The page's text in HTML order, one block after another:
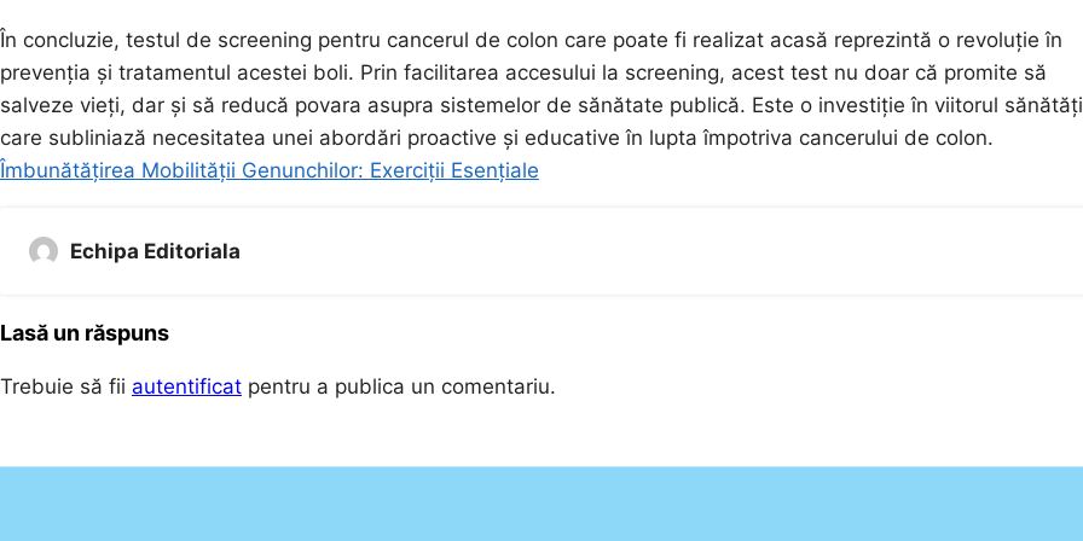
În concluzie, testul de screening pentru cancerul de colon care poate fi realizat acasă reprezintă o revoluție în
prevenția și tratamentul acestei boli. Prin facilitarea accesului la screening, acest test nu doar că promite să
salveze vieți, dar și să reducă povara asupra sistemelor de sănătate publică. Este o investiție în viitorul
care subliniază necesitatea unei abordări proactive și educative în lupta împotriva cancerului de colon.
Îmbunătățirea Mobilității Genunchilor: Exerciții Esențiale
Echipa Editoriala
Lasă un răspuns
Trebuie să fii autentificat pentru a publica un comentariu.